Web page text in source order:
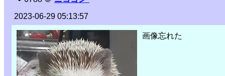
2023-06-29 05:13:57
画像忘れた